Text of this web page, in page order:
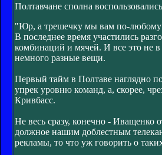
Полтавчане сполна
"Юр, а трешечку мы вам по-
В последнее время участились
комбинаций и мячей. И все это не
немного разные вещи.
Первый тайм в Полтаве наглядно
упрек уровню команд, а, скорее,
Кривбасс.
Не весь сразу, конечно - Иващенко
должное нашим доблестным
рекламы, то что уж говорить о